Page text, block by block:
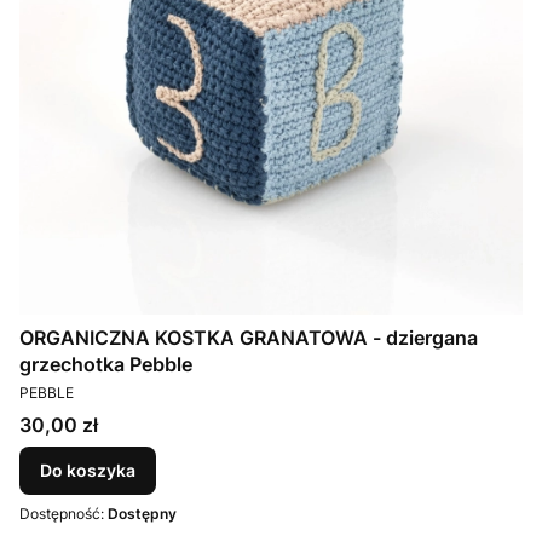
ORGANICZNA KOSTKA GRANATOWA - dziergana
grzechotka Pebble
PRODUCENT
PEBBLE
Cena
30,00 zł
Do koszyka
Dostępność: Dostępny